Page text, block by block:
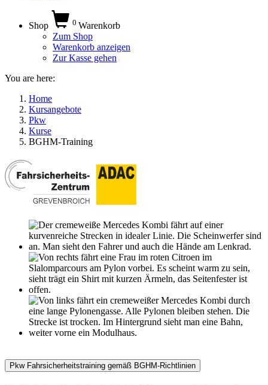
Shop 0 Warenkorb
Zum Shop
Warenkorb anzeigen
Zur Kasse gehen
You are here:
Home
Kursangebote
Pkw
Kurse
BGHM-Training
Pkw Fahrsicherheitstraining gemäß BGHM-Richtlinien